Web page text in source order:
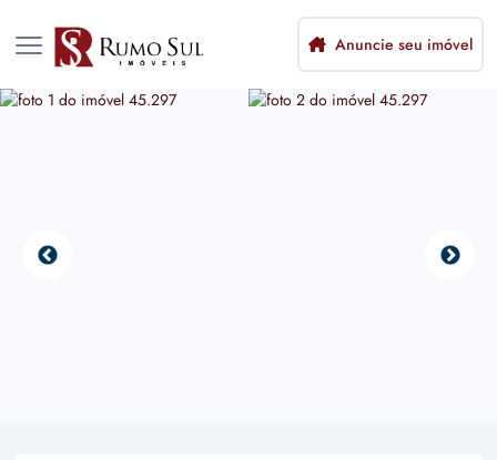
Anuncie seu imóvel